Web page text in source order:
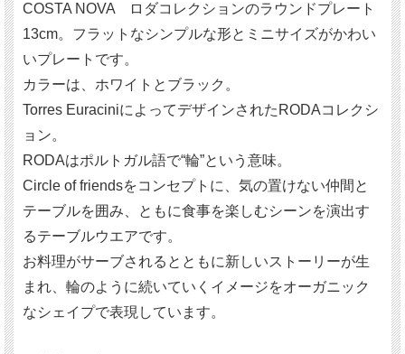
COSTA NOVA ロダコレクションのラウンドプレート
13cm。フラットなシンプルな形とミニサイズがかわい
いプレートです。
カラーは、ホワイトとブラック。
Torres EuraciniによってデザインされたRODAコレクシ
ョン。
RODAはポルトガル語で“輪”という意味。
Circle of friendsをコンセプトに、気の置けない仲間と
テーブルを囲み、ともに食事を楽しむシーンを演出す
るテーブルウエアです。
お料理がサーブされるとともに新しいストーリーが生
まれ、輪のように続いていくイメージをオーガニック
なシェイプで表現しています。